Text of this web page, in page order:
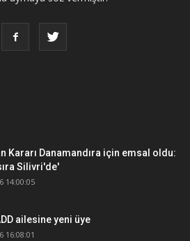
Kararı Danamandıra için emsal oldu:
Silivri'de'
14:00:05
ailesine yeni üye
16:08:01